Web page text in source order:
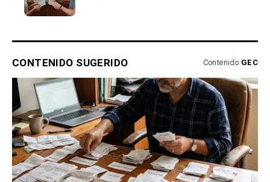
CONTENIDO SUGERIDO Contenido GEC